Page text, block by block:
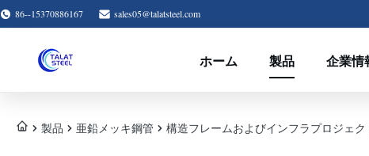
86--15370886167 sales05@talatsteel.com
ホーム 製品 企業情
製品 亜鉛メッキ鋼管 構造フレームおよびインフラプロジェ